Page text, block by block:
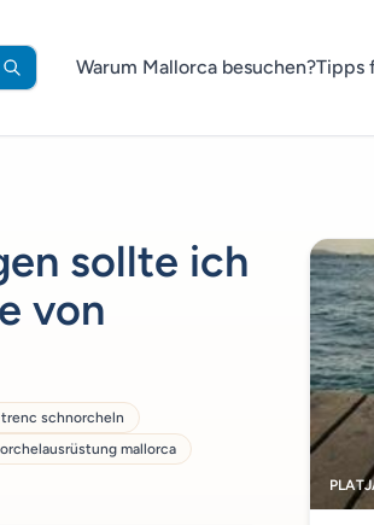
Warum Mallorca besuchen?Tipps
sollte ich
von
schnorcheln
mallorca